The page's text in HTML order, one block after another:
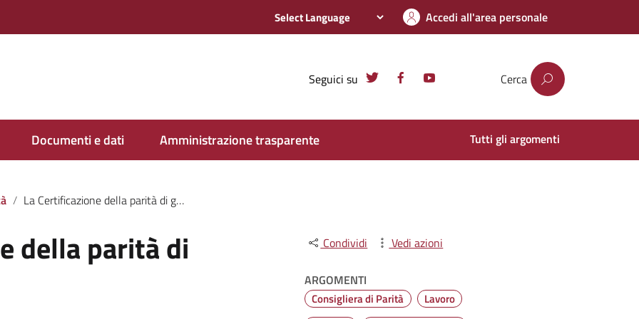
Accedi all'area personale
Seguici su Cerca
Documenti e dati Amministrazione trasparente Tutti gli argomenti
La Certificazione della parità di genere
della parità di Condividi Vedi azioni
ARGOMENTI
Consigliera di Parità
Lavoro